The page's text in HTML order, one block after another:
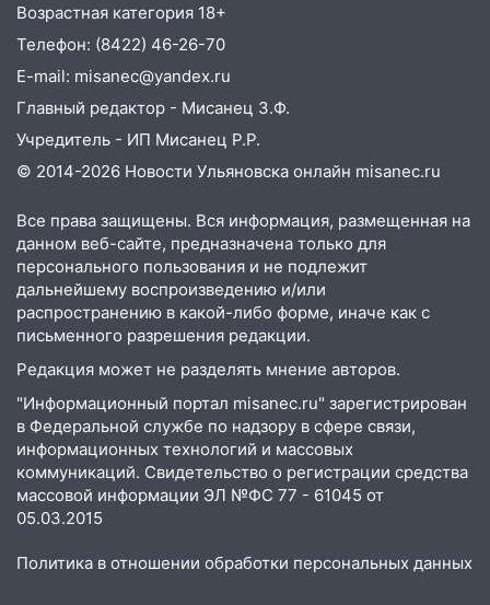
Возрастная категория 18+
Телефон: (8422) 46-26-70
E-mail: misanec@yandex.ru
Главный редактор - Мисанец З.Ф.
Учредитель - ИП Мисанец Р.Р.
© 2014-2026 Новости Ульяновска онлайн misanec.ru
Все права защищены. Вся информация, размещенная на
данном веб-сайте, предназначена только для
персонального пользования и не подлежит
дальнейшему воспроизведению и/или
распространению в какой-либо форме, иначе как с
письменного разрешения редакции.
Редакция может не разделять мнение авторов.
"Информационный портал misanec.ru" зарегистрирован
в Федеральной службе по надзору в сфере связи,
информационных технологий и массовых
коммуникаций. Свидетельство о регистрации средства
массовой информации ЭЛ №ФС 77 - 61045 от
05.03.2015
Политика в отношении обработки персональных данных